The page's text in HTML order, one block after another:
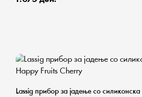
Lassig прибор за јадење со